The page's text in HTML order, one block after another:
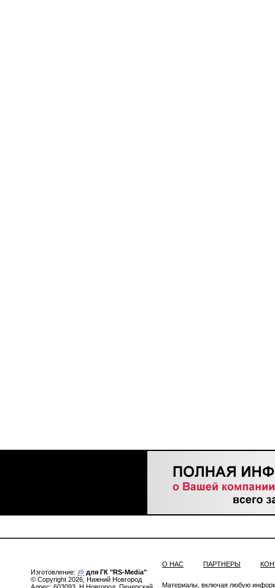
Изготовление: @ для ГК "RS-Media"
© Copyright 2026, Нижний Новгород
О НАС ПАРТНЕРЫ
Материалы, включая любую